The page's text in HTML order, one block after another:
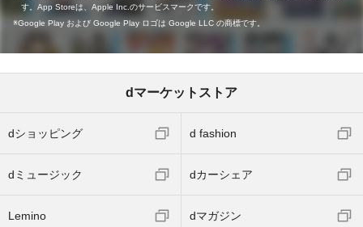
す。App Storeは、Apple Inc.のサービスマークです。
Google Play および Google Play ロゴは Google LLC の商標です。
dマーケットストア
dショッピング d fashion
dミュージック dカーシェア
Lemino dマガジン